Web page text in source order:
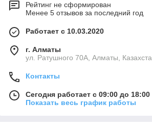
Рейтинг не сформирован
Менее 5 отзывов за последний год
Работает с 10.03.2020
г. Алматы
ул. Ратушного 70А, Алматы,
Контакты
Сегодня работает с 09:00 до 18:00
Показать весь график работы